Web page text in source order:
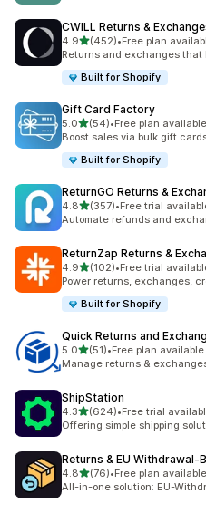
CWILL Returns &
4.9เต็ม 5 ดาว
(452)
ทั้งหมด 452 รีวิว
•Free plan
Returns and exchanges that
Built for Shopify
Gift Card Factory
5.0เต็ม 5 ดาว
(54)
ทั้งหมด 54 รีวิว
•Free plan available
Boost sales via bulk gift
Built for Shopify
ReturnGO Returns &
4.8เต็ม 5 ดาว
(357)
ทั้งหมด 357 รีวิว
•Free trial
Automate refunds and
ReturnZap Returns &
4.9เต็ม 5 ดาว
(102)
ทั้งหมด 102 รีวิว
•Free trial
Power returns, exchanges,
Built for Shopify
Quick Returns and
5.0เต็ม 5 ดาว
(51)
ทั้งหมด 51 รีวิว
•Free plan available
Manage returns &
ShipStation
4.3เต็ม 5 ดาว
(624)
ทั้งหมด 624 รีวิว
•Free trial
Offering simple shipping
Returns & EU
4.8เต็ม 5 ดาว
(76)
ทั้งหมด 76 รีวิว
•Free plan available
All-in-one solution: EU-